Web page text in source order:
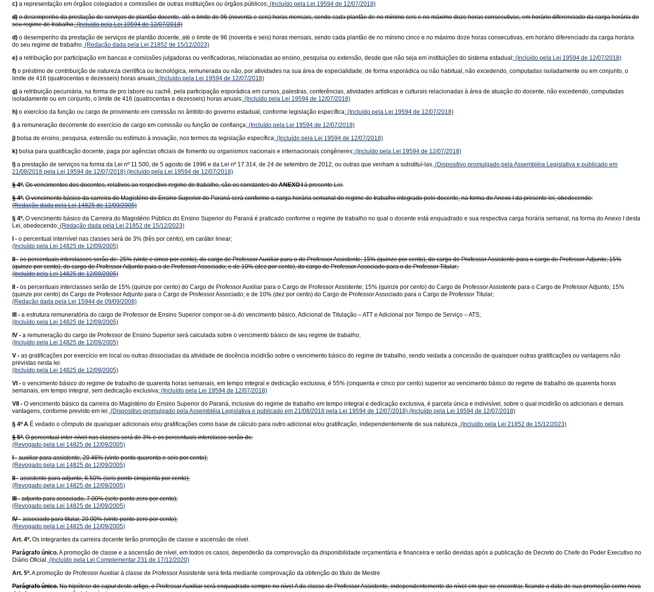
c) a representação em órgãos colegiados e comissões de outras instituições ou órgãos públicos; (Incluído pela Lei 19594 de 12/07/2018)
d) o desempenho da prestação de serviços de plantão docente, até o limite de 96 (noventa e seis) horas mensais, sendo cada plantão de no mínimo seis e no máximo doze horas consecutivas, em horário diferenciado da carga horária do
seu regime de trabalho;(Incluído pela Lei 19594 de 12/07/2018)
d) o desempenho da prestação de serviços de plantão docente, até o limite de 96 (noventa e seis) horas mensais, sendo cada plantão de no mínimo cinco e no máximo doze horas consecutivas, em horário diferenciado da carga horária
do seu regime de trabalho. (Redação dada pela Lei 21852 de 15/12/2023)
e) a retribuição por participação em bancas e comissões julgadoras ou verificadoras, relacionadas ao ensino, pesquisa ou extensão, desde que não seja em instituições do sistema estadual; (Incluído pela Lei 19594 de 12/07/2018)
f) o préstimo de contribuição de natureza científica ou tecnológica, remunerada ou não, por atividades na sua área de especialidade, de forma esporádica ou não habitual, não excedendo, computadas isoladamente ou em conjunto, o
limite de 416 (quatrocentas e dezesseis) horas anuais; (Incluído pela Lei 19594 de 12/07/2018)
g) a retribuição pecuniária, na forma de pro labore ou cachê, pela participação esporádica em cursos, palestras, conferências, atividades artísticas e culturais relacionadas à área de atuação do docente, não excedendo, computadas
isoladamente ou em conjunto, o limite de 416 (quatrocentas e dezesseis) horas anuais; (Incluído pela Lei 19594 de 12/07/2018)
h) o exercício da função ou cargo de provimento em comissão no âmbito do governo estadual, conforme legislação específica; (Incluído pela Lei 19594 de 12/07/2018)
i) a remuneração decorrente do exercício de cargo em comissão ou função de confiança; (Incluído pela Lei 19594 de 12/07/2018)
j) bolsa de ensino, pesquisa, extensão ou estímulo à inovação, nos termos da legislação específica; (Incluído pela Lei 19594 de 12/07/2018)
k) bolsa para qualificação docente, paga por agências oficiais de fomento ou organismos nacionais e internacionais congêneres; (Incluído pela Lei 19594 de 12/07/2018)
l) a prestação de serviços na forma da Lei nº 11.500, de 5 agosto de 1996 e da Lei nº 17.314, de 24 de setembro de 2012, ou outras que venham a substituí-las. (Dispositivo promulgado pela Assembléia Legislativa e publicado em
21/08/2018 pela Lei 19594 de 12/07/2018) (Incluído pela Lei 19594 de 12/07/2018)
§ 4º. Os vencimentos dos docentes, relativos ao respectivo regime de trabalho, são os constantes doANEXO Ià presente Lei.
§ 4º. O vencimento básico da carreira do Magistério do Ensino Superior do Paraná será conforme a carga horária semanal do regime de trabalho integrado pelo docente, na forma do Anexo I da presente lei, obedecendo:
(Redação dada pela Lei 14825 de 12/09/2005)
§ 4º. O vencimento básico da Carreira do Magistério Público do Ensino Superior do Paraná é praticado conforme o regime de trabalho no qual o docente está enquadrado e sua respectiva carga horária semanal, na forma do Anexo I desta
Lei, obedecendo: (Redação dada pela Lei 21852 de 15/12/2023)
I - o percentual internível nas classes será de 3% (três por cento), em caráter linear;
(Incluído pela Lei 14825 de 12/09/2005)
II - os percentuais interclasses serão de: 25% (vinte e cinco por cento), do cargo de Professor Auxiliar para o de Professor Assistente; 15% (quinze por cento), do cargo de Professor Assistente para o cargo de Professor Adjunto; 15%
(quinze por cento), do cargo de Professor Adjunto para o de Professor Associado; e de 10% (dez por cento), do cargo de Professor Associado para o de Professor Titular;
(Incluído pela Lei 14825 de 12/09/2005)
II - os percentuais interclasses serão de 15% (quinze por cento) do Cargo de Professor Auxiliar para o Cargo de Professor Assistente; 15% (quinze por cento) do Cargo de Professor Assistente para o Cargo de Professor Adjunto; 15%
(quinze por cento) do Cargo de Professor Adjunto para o Cargo de Professor Associado; e de 10% (dez por cento) do Cargo de Professor Associado para o Cargo de Professor Titular;
(Redação dada pela Lei 15944 de 09/09/2008)
III - a estrutura remuneratória do cargo de Professor de Ensino Superior compor-se-á do vencimento básico, Adicional de Titulação – ATT e Adicional por Tempo de Serviço – ATS;
(Incluído pela Lei 14825 de 12/09/2005)
IV - a remuneração do cargo de Professor de Ensino Superior será calculada sobre o vencimento básico de seu regime de trabalho;
(Incluído pela Lei 14825 de 12/09/2005)
V - as gratificações por exercício em local ou outras dissociadas da atividade de docência incidirão sobre o vencimento básico do regime de trabalho, sendo vedada a concessão de quaisquer outras gratificações ou vantagens não
previstas nesta lei.
(Incluído pela Lei 14825 de 12/09/2005)
VI - o vencimento básico do regime de trabalho de quarenta horas semanais, em tempo integral e dedicação exclusiva, é 55% (cinquenta e cinco por cento) superior ao vencimento básico do regime de trabalho de quarenta horas
semanais, em tempo integral, sem dedicação exclusiva; (Incluído pela Lei 19594 de 12/07/2018)
VII - O vencimento básico da carreira do Magistério do Ensino Superior do Paraná, inclusive do regime de trabalho em tempo integral e dedicação exclusiva, é parcela única e indivisível, sobre o qual incidirão os adicionais e demais
vantagens, conforme previsto em lei. (Dispositivo promulgado pela Assembléia Legislativa e publicado em 21/08/2018 pela Lei 19594 de 12/07/2018) (Incluído pela Lei 19594 de 12/07/2018)
§ 4º A É vedado o cômputo de quaisquer adicionais e/ou gratificações como base de cálculo para outro adicional e/ou gratificação, independentemente de sua natureza. (Incluído pela Lei 21852 de 15/12/2023)
§ 5º. O percentual inter-nível nas classes será de 3% e os percentuais interclasse serão de:
(Revogado pela Lei 14825 de 12/09/2005)
I - auxiliar para assistente, 20.46% (vinte ponto quarenta e seis por cento);
(Revogado pela Lei 14825 de 12/09/2005)
II - assistente para adjunto, 6.50% (seis ponto cinqüenta por cento);
(Revogado pela Lei 14825 de 12/09/2005)
III - adjunto para associado, 7.00% (sete ponto zero por cento);
(Revogado pela Lei 14825 de 12/09/2005)
IV - associado para titular, 20.00% (vinte ponto zero por cento);
(Revogado pela Lei 14825 de 12/09/2005)
Art. 4º. Os integrantes da carreira docente terão promoção de classe e ascensão de nível.
Parágrafo único.A promoção de classe e a ascensão de nível, em todos os casos, dependerão da comprovação da disponibilidade orçamentária e financeira e serão devidas após a publicação de Decreto do Chefe do Poder Executivo no
Diário Oficial. (Incluído pela Lei Complementar 231 de 17/12/2020)
Art. 5º.A promoção de Professor Auxiliar à classe de Professor Assistente será feita mediante comprovação da obtenção do título de Mestre.
Parágrafo único. Na hipótese docaputdeste artigo, o Professar Auxiliar será enquadrado sempre no nível A da classe de Professor Assistente, independentemente do nível em que se encontrar, ficando a data de sua promoção como nova